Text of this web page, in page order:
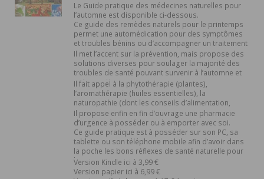
Le Guide pratique des médecines naturelles pour
l’automne est disponible ci-dessous.
Ce guide des remèdes naturels pour le printemps
permet une automédication pour des symptômes
et troubles bénins ou d’accompagner un traitement
classique après le diagnostic d’un médecin.
Il met l’accent sur la prévention, mais propose des
solutions diverses pour soulager la majorité des
troubles de santé pouvant survenir à l’automne et
préparer l’hiver.
Il fait appel à la phytothérapie (plantes),
l’aromathérapie (huiles essentielles), la
naturopathie (dont les conseils d’alimentation,
d’hygiène de vie et des remèdes de grand-mère les
plus efficaces), l’homéopathie, etc.
Il propose enfin en fin d’ouvrage une pharmacie
d’urgence à posséder ou à emporter avec soi.
Ce guide pratique est à posséder sur son PC, sa
tablette ou son téléphone mobile afin d’avoir dans
la poche les bons réflexes de santé naturelle pour
l’automne !
Version Kindle ici à 3,99 €
Version papier ici à 6,99 €